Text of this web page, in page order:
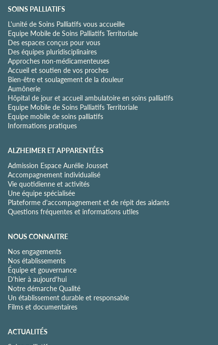
o
n
f
i
d
e
n
t
i
a
l
i
t
é
SOINS PALLIATIFS
L'unité de Soins Palliatifs vous accueille
Equipe Mobile de Soins Palliatifs Territoriale
Des espaces conçus pour vous
Des équipes pluridisciplinaires
Approches non-médicamenteuses
Accueil et soutien de vos proches
Bien-être et soulagement de la douleur
Aumônerie
Hôpital de jour et accueil ambulatoire en soins palliatifs
Equipe Mobile de Soins Palliatifs Territoriale
Equipe mobile de soins palliatifs
Informations pratiques
ALZHEIMER ET APPARENTÉES
Admission Espace Aurélie Jousset
Accompagnement individualisé
Vie quotidienne et activités
Une équipe spécialisée
Plateforme d'accompagnement et de répit des aidants
Questions fréquentes et informations utiles
NOUS CONNAITRE
Nos engagements
Nos établissements
Équipe et gouvernance
D'hier à aujourd'hui
Notre démarche Qualité
Un établissement durable et responsable
Films et documentaires
ACTUALITÉS